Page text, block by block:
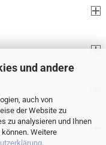
und andere
auch von
der Website zu
zu analysieren und Ihnen
Weitere
.